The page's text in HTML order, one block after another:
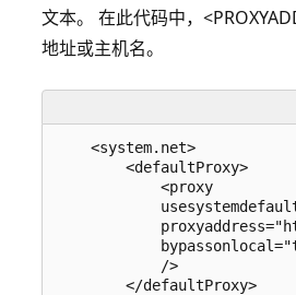
文本。 在此代码中，
地址或主机名。
    <system.net>
        <defaultProxy>
            <proxy
            />
        </defaultProxy>